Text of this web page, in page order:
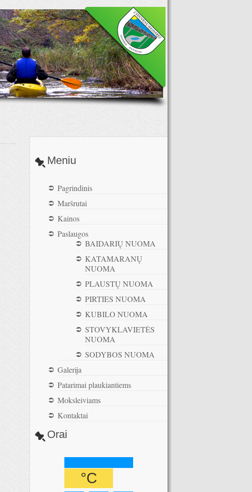
Meniu
Pagrindinis
Maršrutai
Kainos
Paslaugos
BAIDARIŲ NUOMA
KATAMARANŲ
NUOMA
PLAUSTŲ NUOMA
PIRTIES NUOMA
KUBILO NUOMA
STOVYKLAVIETĖS
NUOMA
SODYBOS NUOMA
Galerija
Patarimai plaukiantiems
Moksleiviams
Kontaktai
Orai
°C